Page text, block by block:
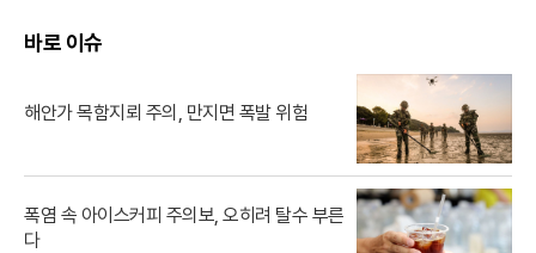
바로 이슈
해안가 목함지뢰 주의, 만지면 폭발 위험
폭염 속 아이스커피 주의보, 오히려 탈수 부른
다